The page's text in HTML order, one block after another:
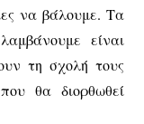
να βάλουμε. Τα
είναι
τη σχολή τους
θα διορθωθεί